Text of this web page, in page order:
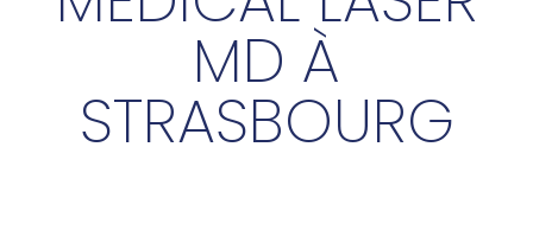
MD À
STRASBOURG